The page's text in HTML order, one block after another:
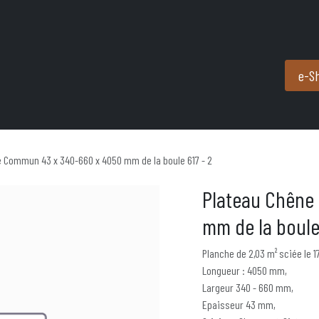
e-
Commun 43 x 340-660 x 4050 mm de la boule 617 - 2
Plateau
mm de la
Planche de 2,03 m² sciée le
Longueur : 4050 mm,
Largeur 340 - 660 mm,
Epaisseur 43 mm,